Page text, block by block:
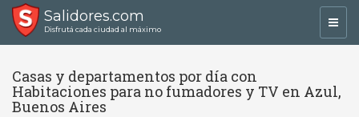
Salidores.com
Disfrutá cada ciudad al máximo
Casas y departamentos por día con
Habitaciones para no fumadores y TV en Azul,
Buenos Aires